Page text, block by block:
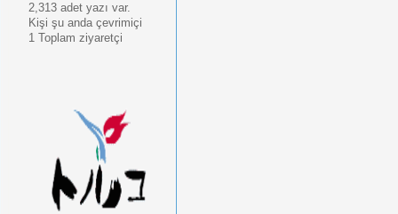
2,313 adet yazı var.
Kişi şu anda çevrimiçi
1 Toplam ziyaretçi